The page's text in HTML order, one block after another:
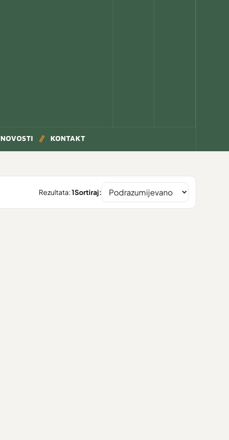
NOVOSTI KONTAKT
Rezultata:1Sortiraj: